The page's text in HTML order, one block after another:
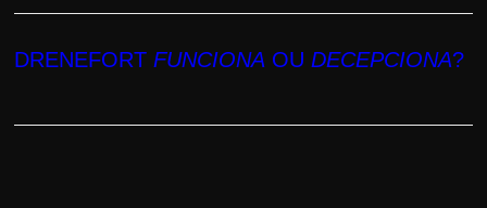
DRENEFORTFUNCIONA OUDECEPCIONA?